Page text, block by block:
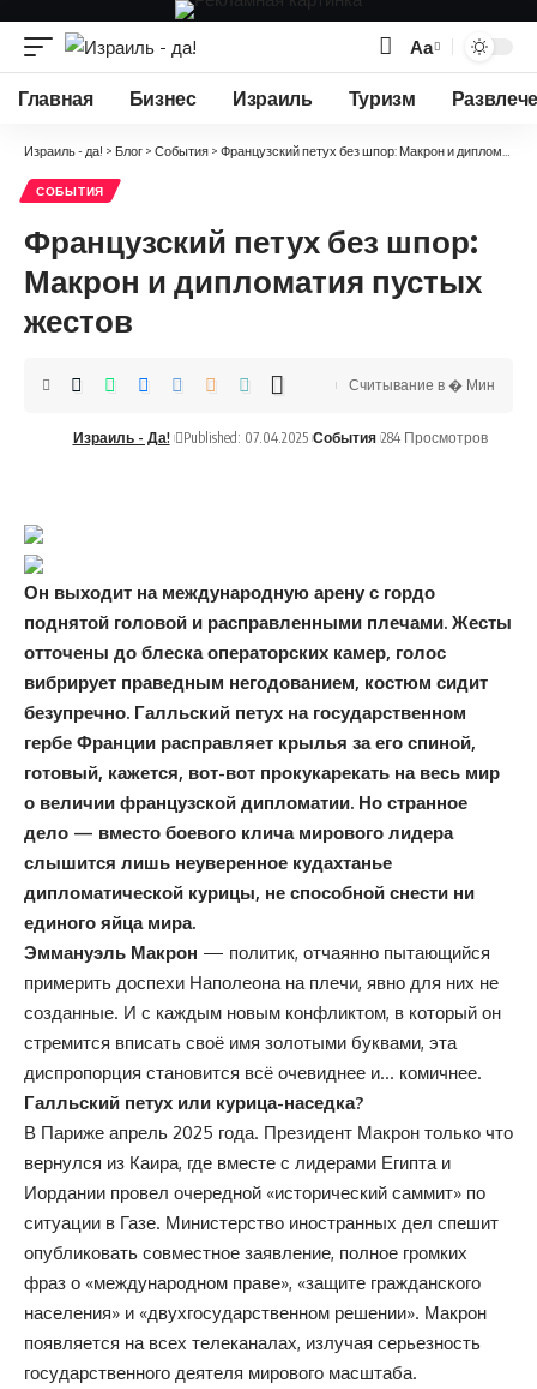
Изменение
размера
Аа
Главная Бизнес Израиль Туризм
Израиль - да! > Блог > События > Французский петух без шпор: Макрон и дипломатия пустых жестов
СОБЫТИЯ
Французский петух без шпор:
Макрон и дипломатия пустых
жестов
Израиль - Да! Published: 07.04.2025 События 284 Просмотров
Считывание в � Мин
Он выходит на международную арену с гордо
поднятой головой и расправленными плечами. Жесты
отточены до блеска операторских камер, голос
вибрирует праведным негодованием, костюм сидит
безупречно. Галльский петух на государственном
гербе Франции расправляет крылья за его спиной,
готовый, кажется, вот-вот прокукарекать на весь мир
о величии французской дипломатии. Но странное
дело — вместо боевого клича мирового лидера
слышится лишь неуверенное кудахтанье
дипломатической курицы, не способной снести ни
единого яйца мира.
Эммануэль Макрон — политик, отчаянно пытающийся
примерить доспехи Наполеона на плечи, явно для них не
созданные. И с каждым новым конфликтом, в который он
стремится вписать своё имя золотыми буквами, эта
диспропорция становится всё очевиднее и… комичнее.
Галльский петух или курица-наседка?
В Париже апрель 2025 года. Президент Макрон только что
вернулся из Каира, где вместе с лидерами Египта и
Иордании провел очередной «исторический саммит» по
ситуации в Газе. Министерство иностранных дел спешит
опубликовать совместное заявление, полное громких
фраз о «международном праве», «защите гражданского
населения» и «двухгосударственном решении». Макрон
появляется на всех телеканалах, излучая серьезность
государственного деятеля мирового масштаба.